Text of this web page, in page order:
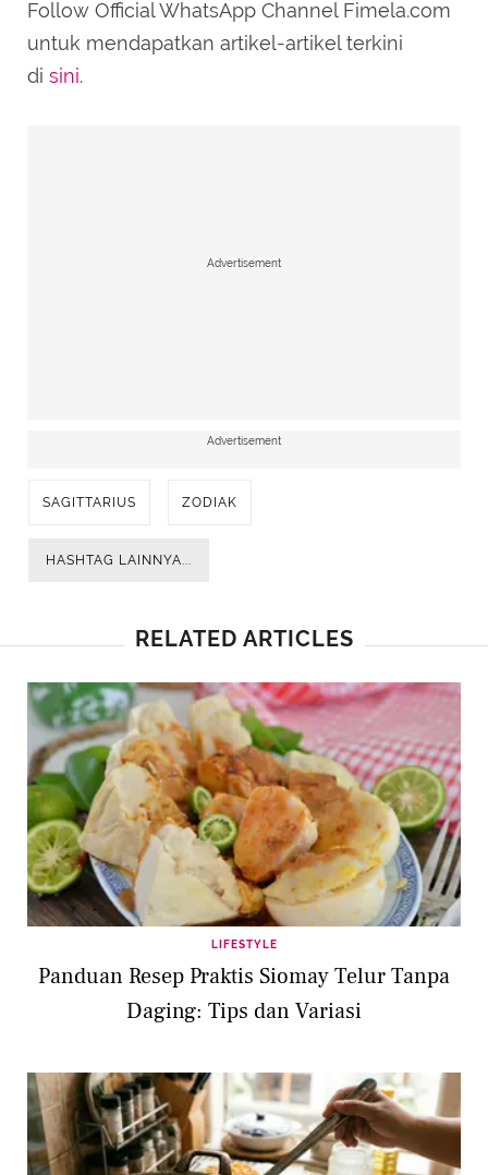
Follow Official WhatsApp Channel Fimela.com
untuk mendapatkan artikel-artikel terkini
di sini.
Advertisement
Advertisement
SAGITTARIUS ZODIAK
HASHTAG LAINNYA...
RELATED ARTICLES
LIFESTYLE
Panduan Resep Praktis Siomay Telur Tanpa
Daging: Tips dan Variasi